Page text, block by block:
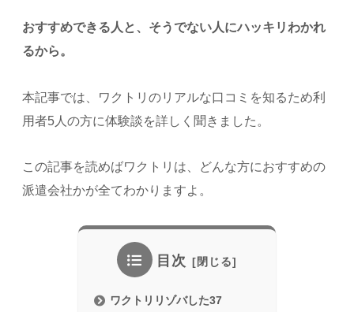
おすすめできる人と、そうでない人にハッキリわかれ
るから。
本記事では、ワクトリのリアルな口コミを知るため利
用者5人の方に体験談を詳しく聞きました。
この記事を読めばワクトリは、どんな方におすすめの
派遣会社かが全てわかりますよ。
目次
ワクトリリゾバした37